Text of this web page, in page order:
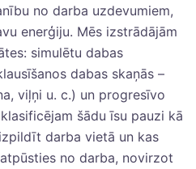
no darba uzdevumiem,
enerģiju. Mēs izstrādājām
simulētu dabas
dabas skaņās –
viļņi u. c.) un progresīvo
šādu īsu pauzi kā
darba vietā un kas
no darba, novirzot